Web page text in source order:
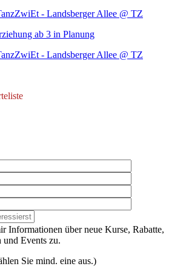
- Landsberger Allee @ TZ
ab 3 in Planung
- Landsberger Allee @ TZ
Informationen über neue Kurse, Rabatte,
und Events zu.
Sie mind. eine aus.)